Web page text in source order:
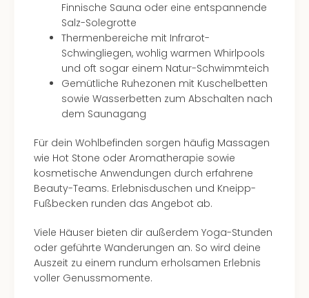
Finnische Sauna oder eine entspannende
Salz-Solegrotte
Thermenbereiche mit Infrarot-
Schwingliegen, wohlig warmen Whirlpools
und oft sogar einem Natur-Schwimmteich
Gemütliche Ruhezonen mit Kuschelbetten
sowie Wasserbetten zum Abschalten nach
dem Saunagang
Für dein Wohlbefinden sorgen häufig Massagen
wie Hot Stone oder Aromatherapie sowie
kosmetische Anwendungen durch erfahrene
Beauty-Teams. Erlebnisduschen und Kneipp-
Fußbecken runden das Angebot ab.
Viele Häuser bieten dir außerdem Yoga-Stunden
oder geführte Wanderungen an. So wird deine
Auszeit zu einem rundum erholsamen Erlebnis
voller Genussmomente.